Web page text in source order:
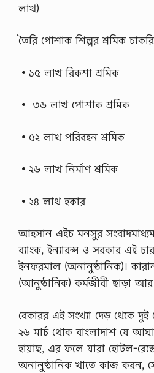
লাখ)
তৈরি পােশাক শিল্পর শ্রমিক
•১৫ লাখ রিকশা শ্রমিক
• ৩৬ লাখ পােশাক শ্রমিক
•৫২ লাখ পরিবহন শ্রমিক
•২৬ লাখ নির্মাণ শ্রমিক
•২৪ লাথ হকার
আহসান এইচ মনসুর
ব্যাংক, ইন্যারন্স ও সরকার এই
ইনফরমাল (অনানুষ্ঠানিক)।
(আনুষ্ঠানিক) কর্মজীবী ছাড়া
বেকারর এই সংখ্যা দেড় থেকে
২৬ মার্চ থোক বাংলাদাশ যে
হায়াছ, এর ফলে যারা হােটল-
অনানুষ্ঠানিক খাতে কাজ করন,